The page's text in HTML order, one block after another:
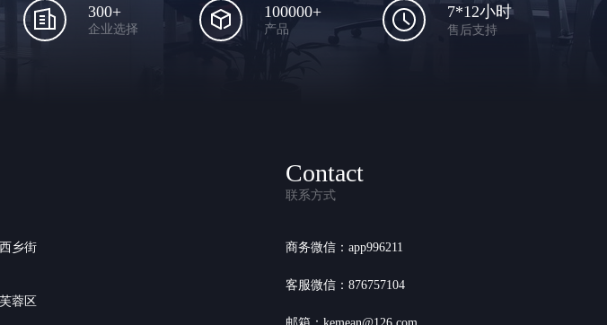
300+
企业选择
100000+
产品
7*12小时
售后支持
乡街
蓉区
Contact
联系方式
商务微信：app996211
客服微信：876757104